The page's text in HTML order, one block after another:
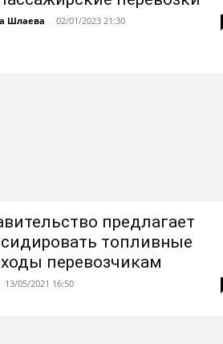
Шлаева - 02/01/2023 21:30
предлагает
топливные
перевозчикам
13/05/2021 16:50